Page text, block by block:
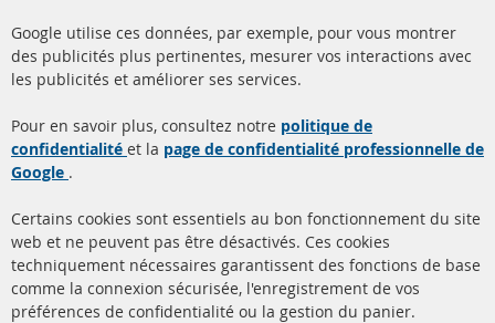
info@contra-automotive.de
facebook
instagram
Filtres à particules diesel
(FPD)
Catalyseur (CAT)
Capteurs
Matériel de montage
à propos de nous
livraison
Contact
Résilier le contrat
Google utilise ces données, par exemple, pour vous montrer
des publicités plus pertinentes, mesurer vos interactions avec
les publicités et améliorer ses services.
Pour en savoir plus, consultez notre politique de
confidentialité et la page de confidentialité professionnelle de
Google .
Certains cookies sont essentiels au bon fonctionnement du site
web et ne peuvent pas être désactivés. Ces cookies
techniquement nécessaires garantissent des fonctions de base
comme la connexion sécurisée, l'enregistrement de vos
préférences de confidentialité ou la gestion du panier.